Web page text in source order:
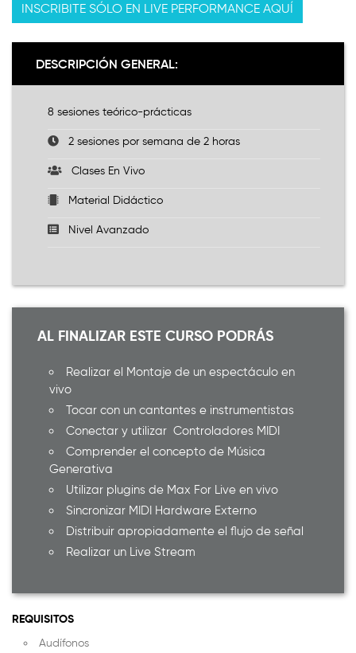
INSCRIBITE SÓLO EN LIVE PERFORMANCE AQUÍ
DESCRIPCIÓN GENERAL:
8 sesiones teórico-prácticas
2 sesiones por semana de 2 horas
Clases En Vivo
Material Didáctico
Nivel Avanzado
AL FINALIZAR ESTE CURSO PODRÁS
Realizar el Montaje de un espectáculo en
vivo
Tocar con un cantantes e instrumentistas
Conectar y utilizar Controladores MIDI
Comprender el concepto de Música
Generativa
Utilizar plugins de Max For Live en vivo
Sincronizar MIDI Hardware Externo
Distribuir apropiadamente el flujo de señal
Realizar un Live Stream
REQUISITOS
Audífonos